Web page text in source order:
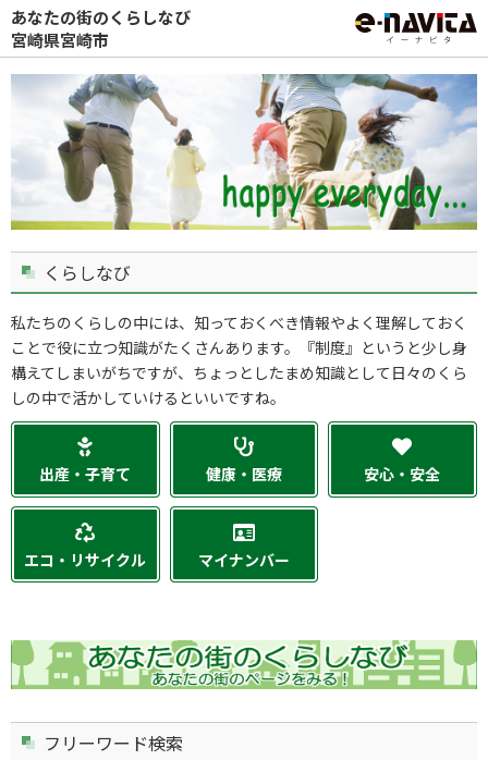
あなたの街のくらしなび
宮崎県宮崎市
くらしなび
私たちのくらしの中には、知っておくべき情報やよく理解しておく
ことで役に立つ知識がたくさんあります。『制度』というと少し身
構えてしまいがちですが、ちょっとしたまめ知識として日々のくら
しの中で活かしていけるといいですね。
出産・子育て 健康・医療 安心・安全
エコ・リサイクル マイナンバー
フリーワード検索